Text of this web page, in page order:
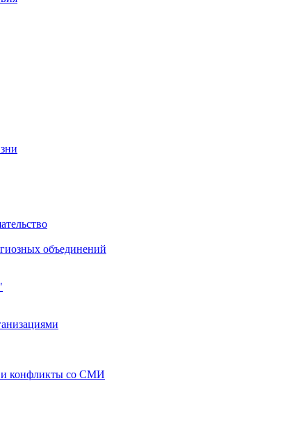
объединений
и конфликты со СМИ